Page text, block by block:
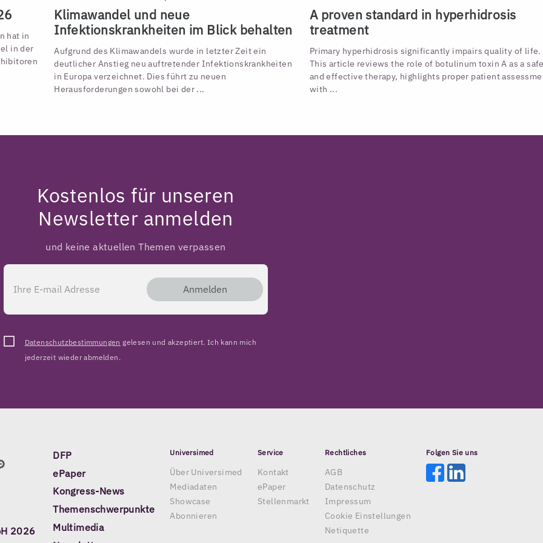
hat in
in der
Klimawandel und neue
Infektionskrankheiten im Blick behalten
Aufgrund des Klimawandels wurde in letzter Zeit ein
deutlicher Anstieg neu auftretender Infektionskrankheiten
in Europa verzeichnet. Dies führt zu neuen
Herausforderungen sowohl bei der ...
A proven standard in hyperhidrosis
treatment
Primary hyperhidrosis significantly impairs quality of life.
This article reviews the role of botulinum toxin A as a
and effective therapy, highlights proper patient
with ...
Kostenlos für unseren
Newsletter anmelden
und keine aktuellen Themen verpassen
Anmelden
Datenschutzbestimmungen gelesen und akzeptiert. Ich kann mich
jederzeit wieder abmelden.
2026
DFP
ePaper
Kongress-News
Themenschwerpunkte
Multimedia
Universimed
Über Universimed
Mediadaten
Showcase
Abonnieren
Service
Kontakt
ePaper
Stellenmarkt
Rechtliches
AGB
Datenschutz
Impressum
Cookie Einstellungen
Netiquette
Folgen Sie uns